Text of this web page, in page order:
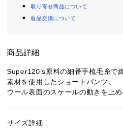
取り寄せ商品について
返品交換について
商品詳細
Super120’s原料の細番手梳毛糸で
素材を使用したショートパンツ。
ウール表面のスケールの動きを止
ほど良くゆとりの出るシルエット
性別：レディース
サイズ詳細